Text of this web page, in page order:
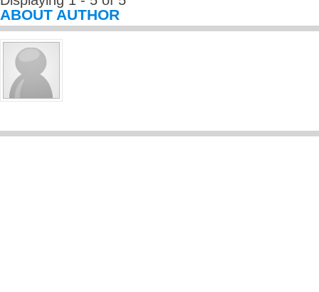
ABOUT AUTHOR